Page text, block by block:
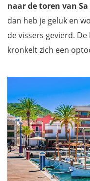
naar de toren van
dan heb je geluk en
de vissers gevierd.
kronkelt zich een